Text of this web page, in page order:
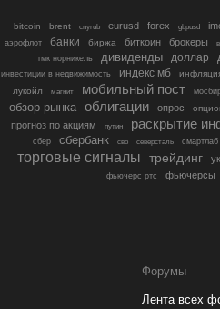
bitcoin brent cnyrub eurusd forex gbpusd
аэрофлот банки биржа биткоин брокеры
гмк норникель дивиденды доллар
инвестиции в недвижимость индекс мб
лукойл магнит мобильный пост
обзор рынка облигации опрос
прогноз по акциям
путин раскрытие
сбер сбербанк сво северсталь смартлаб
торговые сигналы трейдинг
фьючерс ртс фьючерсы
Форумы
Лента всех